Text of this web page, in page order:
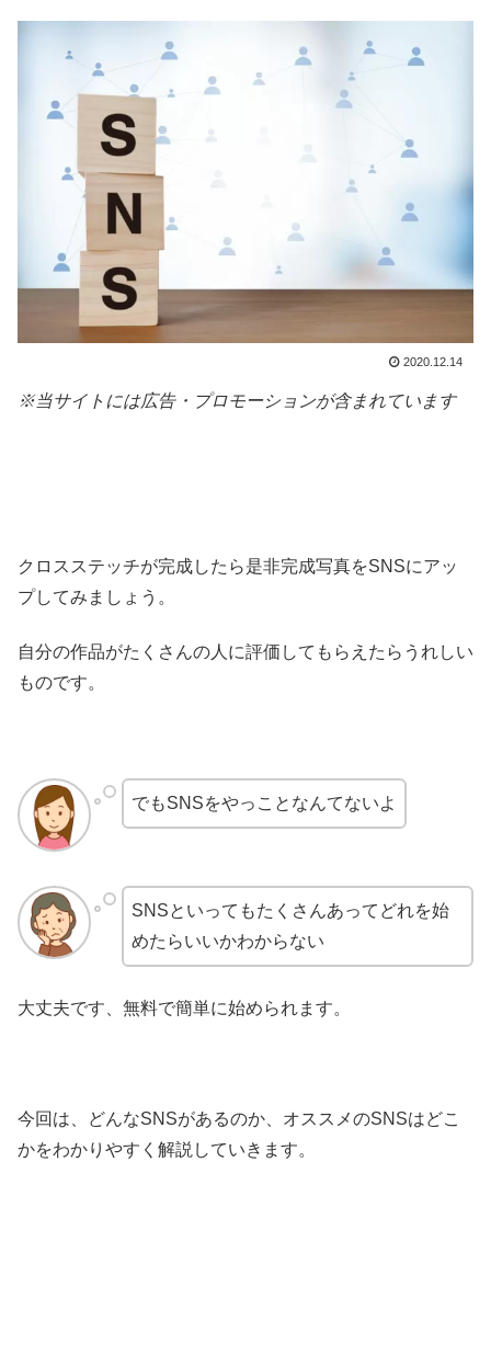
2020.12.14
※当サイトには広告・プロモーションが含まれています
クロスステッチが完成したら是非完成写真をSNSにアッ
プしてみましょう。
自分の作品がたくさんの人に評価してもらえたらうれしい
ものです。
でもSNSをやっことなんてないよ
SNSといってもたくさんあってどれを始
めたらいいかわからない
大丈夫です、無料で簡単に始められます。
今回は、どんなSNSがあるのか、オススメのSNSはどこ
かをわかりやすく解説していきます。